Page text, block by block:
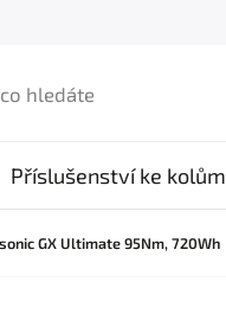
Příslušenství ke kolům
GX Ultimate 95Nm, 720Wh